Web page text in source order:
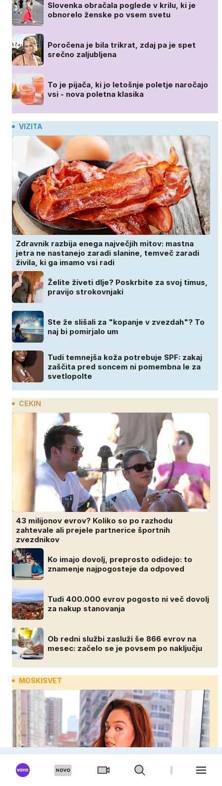
Slovenka obračala poglede v krilu, ki je
obnorelo ženske po vsem svetu
Poročena je bila trikrat, zdaj pa je spet
srečno zaljubljena
To je pijača, ki jo letošnje poletje naročajo
vsi - nova poletna klasika
VIZITA
Zdravnik razbija enega največjih mitov: mastna
jetra ne nastanejo zaradi slanine, temveč zaradi
živila, ki ga imamo vsi radi
Želite živeti dlje? Poskrbite za svoj timus,
pravijo strokovnjaki
Ste že slišali za "kopanje v zvezdah"? To
naj bi pomirjalo um
Tudi temnejša koža potrebuje SPF: zakaj
zaščita pred soncem ni pomembna le za
svetlopolte
CEKIN
43 milijonov evrov? Koliko so po razhodu
zahtevale ali prejele partnerice športnih
zvezdnikov
Ko imajo dovolj, preprosto odidejo: to
znamenje najpogosteje da odpoved
Tudi 400.000 evrov pogosto ni več dovolj
za nakup stanovanja
Ob redni službi zasluži še 866 evrov na
mesec: začelo se je povsem po naključju
MOSKISVET